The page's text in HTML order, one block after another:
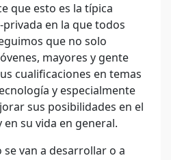
que esto es la típica
en la que todos
que no solo
mayores y gente
cualificaciones en temas
y especialmente
sus posibilidades en el
su vida en general.
se van a desarrollar o a